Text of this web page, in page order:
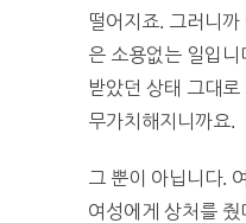
떨어지죠. 그러니
은 소용없는 일입
받았던 상태 그대
무가치해지니까요.
그 뿐이 아닙니다.
여성에게 상처를 줬